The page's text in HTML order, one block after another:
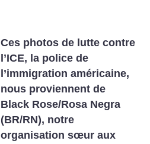
Ces photos de lutte contre
l’ICE, la police de
l’immigration américaine,
nous proviennent de
Black Rose/Rosa Negra
(BR/RN), notre
organisation sœur aux